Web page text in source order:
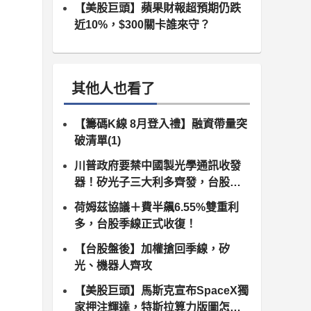
【美股巨頭】蘋果財報超預期仍跌
近10%，$300關卡誰來守？
其他人也看了
【籌碼K線 8月登入禮】融資帶量突
破清單(1)
川普政府要禁中國製光學通訊收發
器！矽光子三大利多齊發，台股供
應鏈同步噴出
荷姆茲協議＋費半飆6.55%雙重利
多，台股季線正式收復！
【台股盤後】加權搶回季線，矽
光、機器人齊攻
【美股巨頭】馬斯克宣布SpaceX獨
家押注輝達，特斯拉算力版圖怎麼